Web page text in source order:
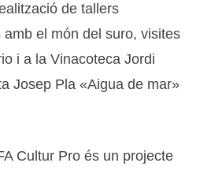
de tallers
el món del suro, visites
i a la Vinacoteca Jordi
Josep Pla «Aigua de mar»
Cultur Pro és un projecte